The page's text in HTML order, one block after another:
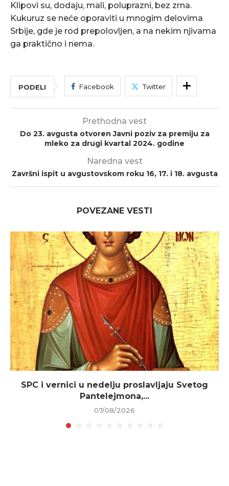
Klipovi su, dodaju, mali, poluprazni, bez zrna.
Kukuruz se neće oporaviti u mnogim delovima
Srbije, gde je rod prepolovljen, a na nekim njivama
ga praktično i nema.
PODELI Facebook Twitter
Prethodna vest
Do 23. avgusta otvoren Javni poziv za premiju za
mleko za drugi kvartal 2024. godine
Naredna vest
Završni ispit u avgustovskom roku 16, 17. i 18. avgusta
POVEZANE VESTI
SPC i vernici u nedelju proslavljaju Svetog
Pantelejmona,...
07/08/2026